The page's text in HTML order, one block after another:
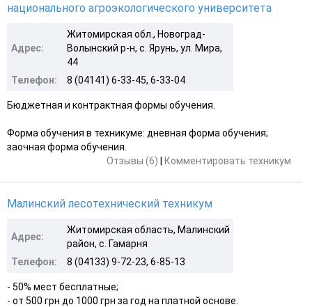
национального агроэкологического университета
Адрес:
Житомирская обл., Новоград-
Волынский р-н, с. Ярунь, ул. Мира,
44
Телефон:
8 (04141) 6-33-45, 6-33-04
Бюджетная и контрактная формы обучения.
Форма обучения в техникуме: дневная форма обучения;
заочная форма обучения.
Отзывы (6)
Комментировать техникум
Малинский лесотехнический техникум
Адрес:
Житомирская область, Малинский
район, с. Гамарня
Телефон:
8 (04133) 9-72-23, 6-85-13
- 50% мест бесплатные;
- от 500 грн до 1000 грн за год на платной основе.